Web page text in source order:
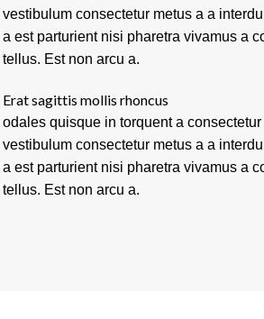
vestibulum consectetur metus a a
a est parturient nisi pharetra vivamus a
tellus. Est non arcu a.
Erat sagittis mollis rhoncus
odales quisque in torquent a
vestibulum consectetur metus a a
a est parturient nisi pharetra vivamus a
tellus. Est non arcu a.